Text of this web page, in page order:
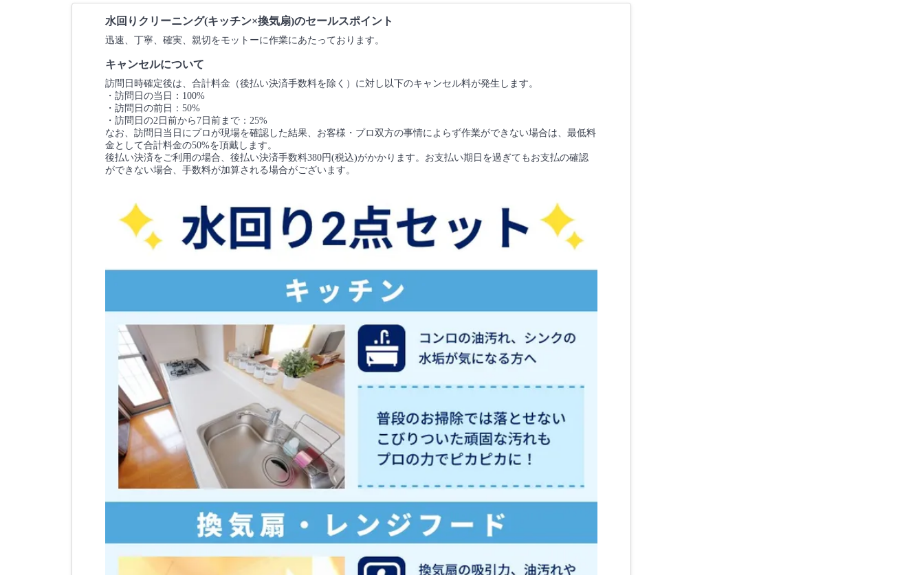
水回りクリーニング(キッチン×換気扇)のセールスポイント
迅速、丁寧、確実、親切をモットーに作業にあたっております。
キャンセルについて
訪問日時確定後は、合計料金（後払い決済手数料を除く）に対し以下のキャンセル料が発生します。
・訪問日の当日：100%
・訪問日の前日：50%
・訪問日の2日前から7日前まで：25%
なお、訪問日当日にプロが現場を確認した結果、お客様・プロ双方の事情によらず作業ができない場合は、最低料
金として合計料金の50%を頂戴します。
後払い決済をご利用の場合、後払い決済手数料380円(税込)がかかります。お支払い期日を過ぎてもお支払の確認
ができない場合、手数料が加算される場合がございます。